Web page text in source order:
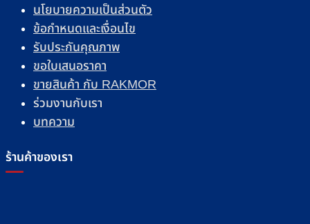
นโยบายความเป็นส่วนตัว
ข้อกำหนดและเงื่อนไข
รับประกันคุณภาพ
ขอใบเสนอราคา
ขายสินค้า กับ RAKMOR
ร่วมงานกับเรา
บทความ
ร้านค้าของเรา